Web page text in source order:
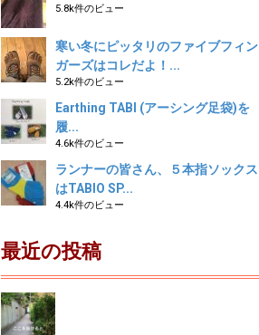
5.8k件のビュー
寒い冬にピッタリのファイブフィン
ガーズはコレだよ！...
5.2k件のビュー
Earthing TABI (アーシング足袋)を
履...
4.6k件のビュー
ランナーの皆さん、５本指ソックス
はTABIO SP...
4.4k件のビュー
最近の投稿